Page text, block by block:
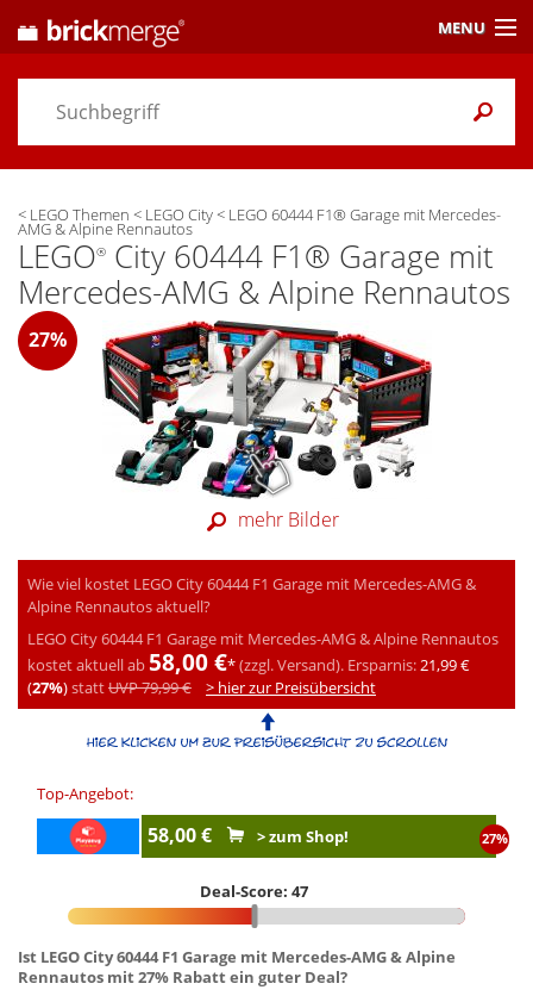
< LEGO Themen < LEGO City< LEGO 60444 F1® Garage mit Mercedes-
AMG & Alpine Rennautos
LEGO® City 60444 F1® Garage mit
Mercedes-AMG & Alpine Rennautos
27%
mehr Bilder
Wie viel kostet LEGO City 60444 F1 Garage mit Mercedes-AMG &
Alpine Rennautos aktuell?
LEGO City 60444 F1 Garage mit Mercedes-AMG & Alpine Rennautos
kostet aktuell ab 58,00 €*(zzgl. Versand). Ersparnis:21,99 €
(27%)stattUVP 79,99 € > hier zur Preisübersicht
Top-Angebot:
58,00 € 27%
> zum Shop!
Deal-Score: 47
Ist LEGO City 60444 F1 Garage mit Mercedes-AMG & Alpine
Rennautos mit 27% Rabatt ein guter Deal?
MENU
Preisvergleich
Themen/ Händler
Alarme& Wunschlisten
Einstellungen